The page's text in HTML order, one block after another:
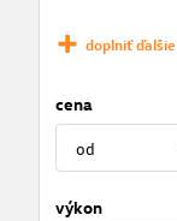
doplniť
cena
výkon